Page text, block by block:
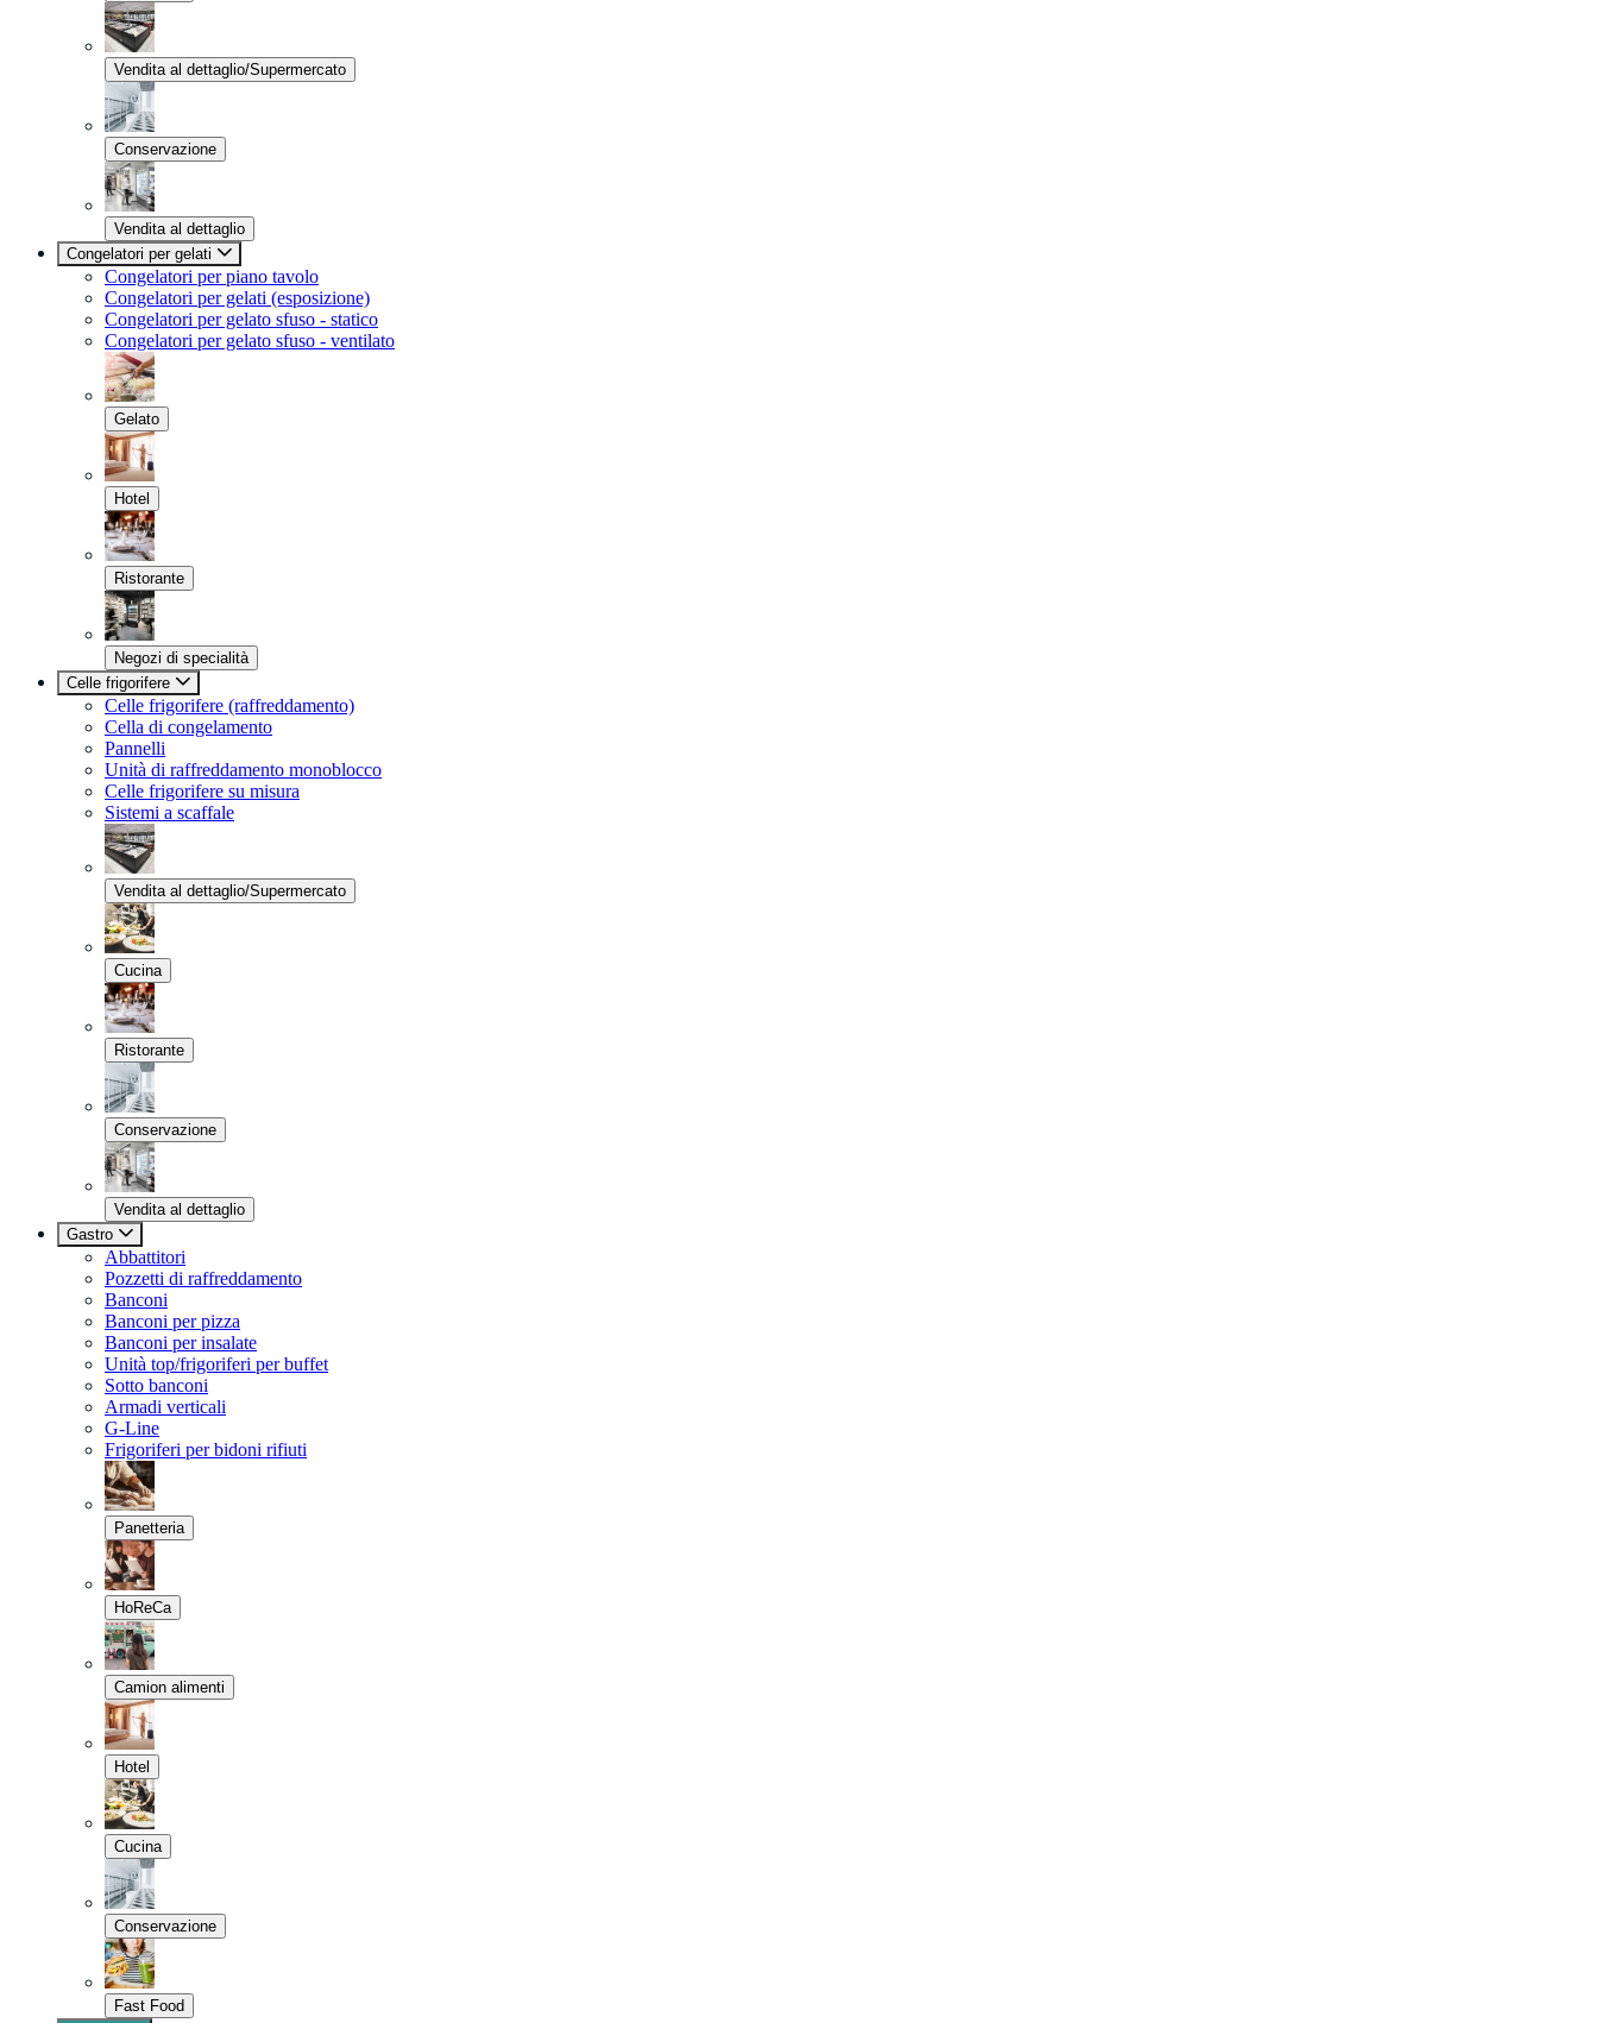
Vendita al dettaglio/Supermercato
Conservazione
Vendita al dettaglio
Congelatori per gelati
Congelatori per piano tavolo
Congelatori per gelati (esposizione)
Congelatori per gelato sfuso - statico
Congelatori per gelato sfuso - ventilato
Gelato
Hotel
Ristorante
Negozi di specialità
Celle frigorifere
Celle frigorifere (raffreddamento)
Cella di congelamento
Pannelli
Unità di raffreddamento monoblocco
Celle frigorifere su misura
Sistemi a scaffale
Vendita al dettaglio/Supermercato
Cucina
Ristorante
Conservazione
Vendita al dettaglio
Gastro
Abbattitori
Pozzetti di raffreddamento
Banconi
Banconi per pizza
Banconi per insalate
Unità top/frigoriferi per buffet
Sotto banconi
Armadi verticali
G-Line
Frigoriferi per bidoni rifiuti
Panetteria
HoReCa
Camion alimenti
Hotel
Cucina
Conservazione
Fast Food